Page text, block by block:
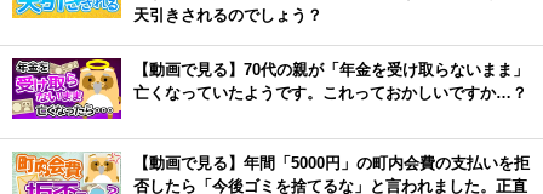
天引きされるのでしょう？
【動画で見る】70代の親が「年金を受け取らないまま」
亡くなっていたようです。これっておかしいですか…？
【動画で見る】年間「5000円」の町内会費の支払いを拒
否したら「今後ゴミを捨てるな」と言われました。正直